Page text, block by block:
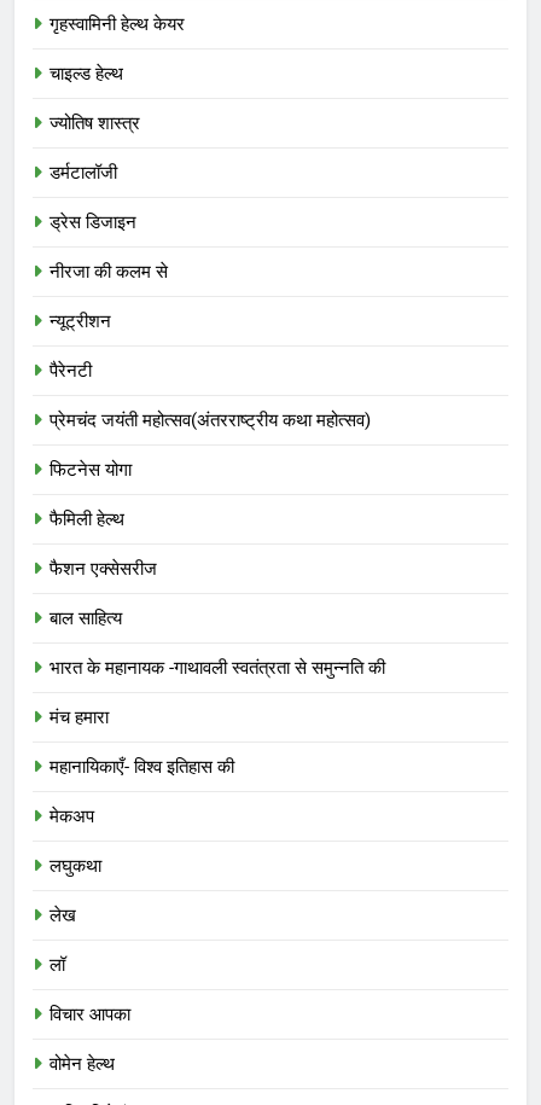
गृहस्वामिनी हेल्थ केयर
चाइल्ड हेल्थ
ज्योतिष शास्त्र
डर्मटालॉजी
ड्रेस डिजाइन
नीरजा की कलम से
न्यूट्रीशन
पैरेनटी
प्रेमचंद जयंती महोत्सव(अंतरराष्ट्रीय कथा महोत्सव)
फिटनेस योगा
फैमिली हेल्थ
फैशन एक्सेसरीज
बाल साहित्य
भारत के महानायक -गाथावली स्वतंत्रता से समुन्नति की
मंच हमारा
महानायिकाएँ- विश्व इतिहास की
मेकअप
लघुकथा
लेख
लॉ
विचार आपका
वोमेन हेल्थ